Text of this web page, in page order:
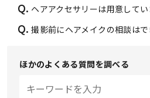
Q. ヘアアクセサリーは用意してい
Q. 撮影前にヘアメイクの相談はで
ほかのよくある質問を調べる